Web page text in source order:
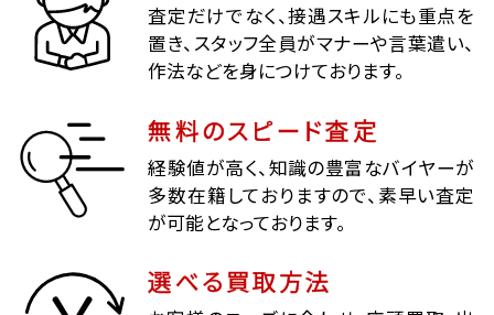
査定だけでなく、接遇スキルにも重点を
置き、スタッフ全員がマナーや言葉遣い、
作法などを身につけております。
無料のスピード査定
経験値が高く、知識の豊富なバイヤーが
多数在籍しておりますので、素早い査定
が可能となっております。
選べる買取方法